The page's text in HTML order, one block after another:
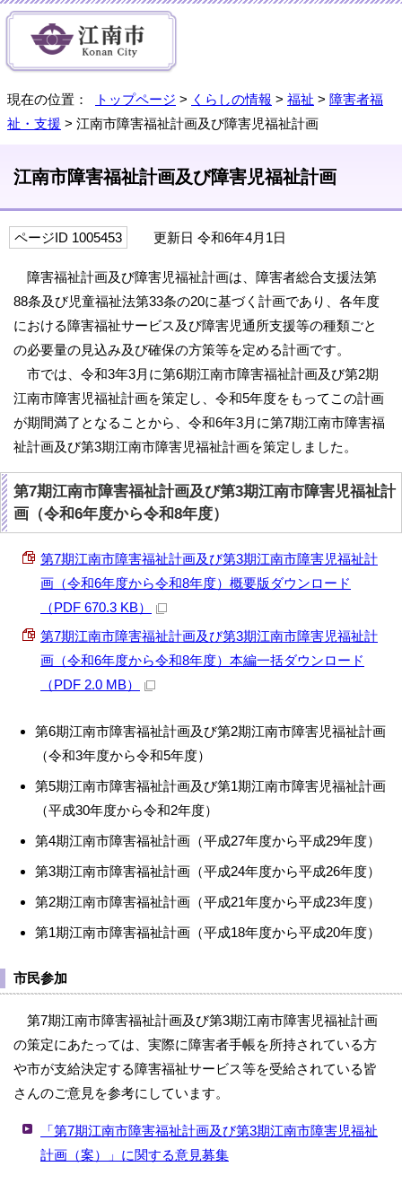
現在の位置： トップページ > くらしの情報 > 福祉 > 障害者福
祉・支援 > 江南市障害福祉計画及び障害児福祉計画
江南市障害福祉計画及び障害児福祉計画
ページID 1005453 更新日 令和6年4月1日
障害福祉計画及び障害児福祉計画は、障害者総合支援法第
88条及び児童福祉法第33条の20に基づく計画であり、各年度
における障害福祉サービス及び障害児通所支援等の種類ごと
の必要量の見込み及び確保の方策等を定める計画です。
市では、令和3年3月に第6期江南市障害福祉計画及び第2期
江南市障害児福祉計画を策定し、令和5年度をもってこの計画
が期間満了となることから、令和6年3月に第7期江南市障害福
祉計画及び第3期江南市障害児福祉計画を策定しました。
第7期江南市障害福祉計画及び第3期江南市障害児福祉計
画（令和6年度から令和8年度）
第7期江南市障害福祉計画及び第3期江南市障害児福祉計
画（令和6年度から令和8年度）概要版ダウンロード
（PDF 670.3 KB）
第7期江南市障害福祉計画及び第3期江南市障害児福祉計
画（令和6年度から令和8年度）本編一括ダウンロード
（PDF 2.0 MB）
第6期江南市障害福祉計画及び第2期江南市障害児福祉計画
（令和3年度から令和5年度）
第5期江南市障害福祉計画及び第1期江南市障害児福祉計画
（平成30年度から令和2年度）
第4期江南市障害福祉計画（平成27年度から平成29年度）
第3期江南市障害福祉計画（平成24年度から平成26年度）
第2期江南市障害福祉計画（平成21年度から平成23年度）
第1期江南市障害福祉計画（平成18年度から平成20年度）
市民参加
第7期江南市障害福祉計画及び第3期江南市障害児福祉計画
の策定にあたっては、実際に障害者手帳を所持されている方
や市が支給決定する障害福祉サービス等を受給されている皆
さんのご意見を参考にしています。
「第7期江南市障害福祉計画及び第3期江南市障害児福祉
計画（案）」に関する意見募集